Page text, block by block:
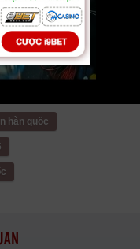
804 VietSub
hàn quốc